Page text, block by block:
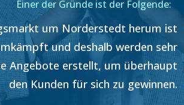
Einer der Gründe ist der Folgende:
um Norderstedt herum ist
und deshalb werden sehr
Angebote erstellt, um überhaupt
den Kunden für sich zu gewinnen.